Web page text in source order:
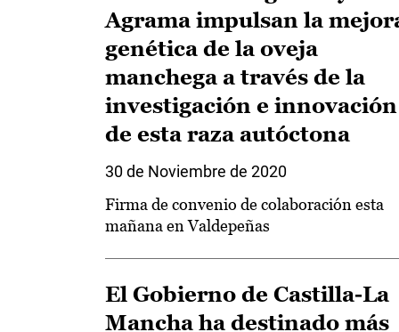
Agrama impulsan la
genética de la oveja
manchega a través de la
investigación e innovación
de esta raza autóctona
30 de Noviembre de 2020
Firma de convenio de colaboración esta
mañana en Valdepeñas
El Gobierno de Castilla-La
Mancha ha destinado más